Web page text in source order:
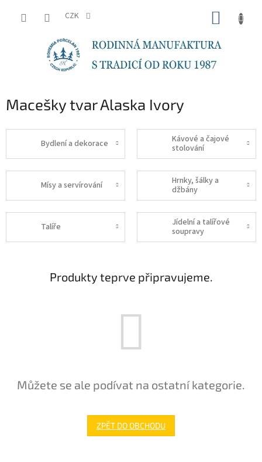
CZK
Macešky tvar Alaska Ivory
Bydlení a dekorace
Kávové a čajové
stolování
Mísy a servírování
Hrnky, šálky a
džbány
Talíře
Jídelní a talířové
soupravy
Produkty teprve připravujeme.
Můžete se ale podívat na ostatní kategorie.
ZPĚT DO OBCHODU